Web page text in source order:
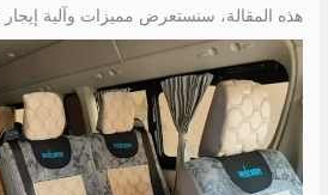
هذه المقالة، سنستعرض مميزات وآلية إيجار